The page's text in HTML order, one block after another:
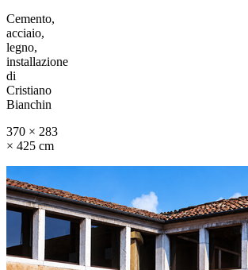
Cemento,
acciaio,
legno,
installazione
di
Cristiano
Bianchin
370 × 283
× 425 cm